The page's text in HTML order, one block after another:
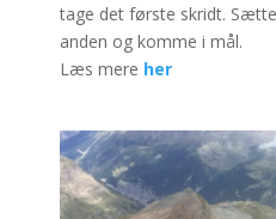
tage det første skridt.
anden og komme i mål.
Læs mere her